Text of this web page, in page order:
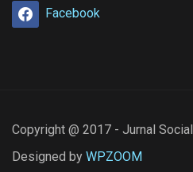
Facebook
Copyright @ 2017 - Jurnal Social
Designed by WPZOOM